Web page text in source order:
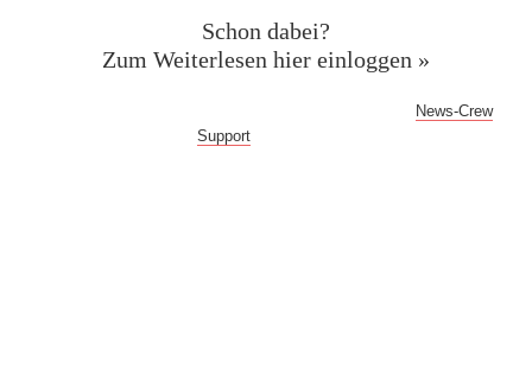
Schon dabei?
Zum Weiterlesen hier einloggen »
News-Crew
Support